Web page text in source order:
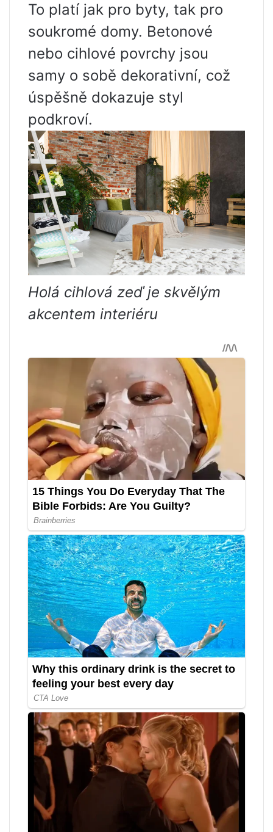
To platí jak pro byty, tak pro
soukromé domy. Betonové
nebo cihlové povrchy jsou
samy o sobě dekorativní, což
úspěšně dokazuje styl
podkroví.
Holá cihlová zeď je skvělým
akcentem interiéru